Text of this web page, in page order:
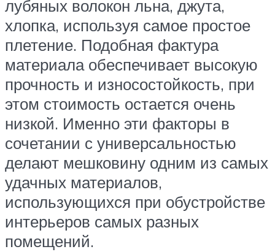
лубяных волокон льна, джута,
хлопка, используя самое простое
плетение. Подобная фактура
материала обеспечивает высокую
прочность и износостойкость, при
этом стоимость остается очень
низкой. Именно эти факторы в
сочетании с универсальностью
делают мешковину одним из самых
удачных материалов,
использующихся при обустройстве
интерьеров самых разных
помещений.